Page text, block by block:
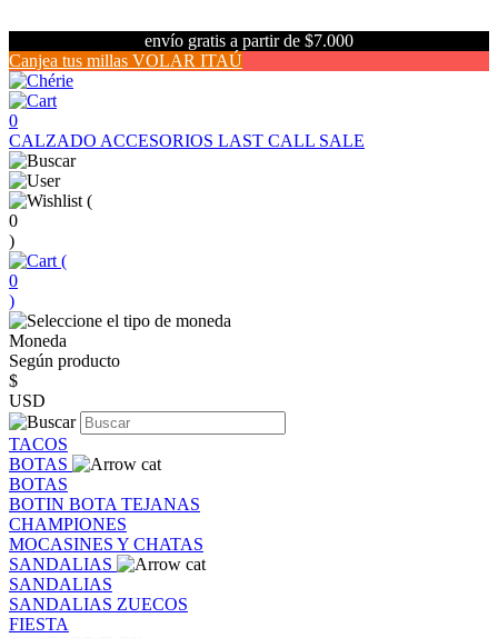
envío gratis a partir de $7.000
Canjea tus millas VOLAR ITAÚ
0
CALZADO ACCESORIOS LAST CALL SALE
(
0
)
(
0
)
Moneda
Según producto
$
USD
TACOS
BOTAS
BOTAS
BOTIN BOTA TEJANAS
CHAMPIONES
MOCASINES Y CHATAS
SANDALIAS
SANDALIAS
SANDALIAS ZUECOS
FIESTA